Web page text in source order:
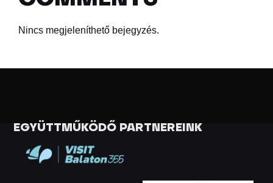
Nincs megjeleníthető bejegyzés.
EGYÜTTMŰKÖDŐ PARTNEREINK